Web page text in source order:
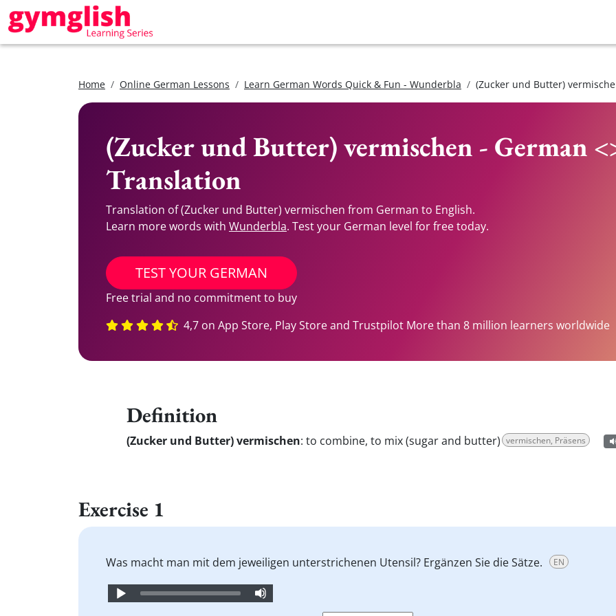
Home Online German Lessons Learn German Words Quick & Fun - Wunderbla (Zucker und Butter)
(Zucker und Butter) vermischen - German
Translation
Translation of (Zucker und Butter) vermischen from German to English.
Learn more words with Wunderbla. Test your German level for free today.
TEST YOUR GERMAN
Free trial and no commitment to buy
4,7 on App Store, Play Store and Trustpilot More than 8 million learners worldwide
Definition
(Zucker und Butter) vermischen: to combine, to mix (sugar and butter) vermischen, Präsens
Exercise 1
Was macht man mit dem jeweiligen unterstrichenen Utensil? Ergänzen Sie die Sätze. EN
Audio